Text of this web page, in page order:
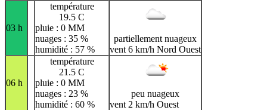
03 h
température
19.5 C
pluie : 0 MM
nuages : 35 %
humidité : 57 %
partiellement nuageux
vent 6 km/h Nord Ouest
06 h
température
21.5 C
pluie : 0 MM
nuages : 23 %
humidité : 60 %
peu nuageux
vent 2 km/h Ouest